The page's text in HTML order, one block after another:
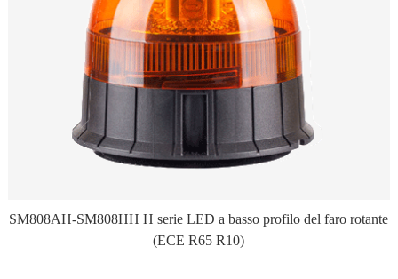
SM808AH-SM808HH H serie LED a basso profilo del faro rotante
(ECE R65 R10)